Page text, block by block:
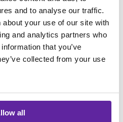
and to analyse our traffic.
your use of our site with
and analytics partners who
that you’ve
collected from your use
all
bedre end
“Vi har faktisk ikke
at der
frugter i dine